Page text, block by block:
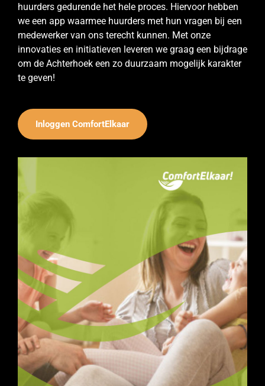
huurders gedurende het hele proces. Hiervoor hebben
we een app waarmee huurders met hun vragen bij een
medewerker van ons terecht kunnen. Met onze
innovaties en initiatieven leveren we graag een bijdrage
om de Achterhoek een zo duurzaam mogelijk karakter
te geven!
Inloggen ComfortElkaar